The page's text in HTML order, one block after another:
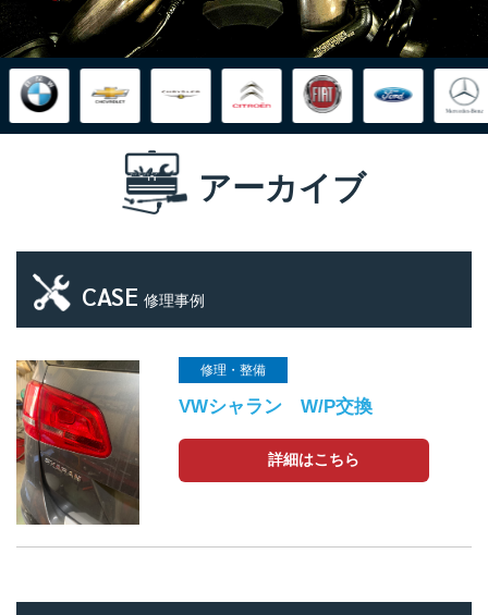
アーカイブ
CASE 修理事例
修理・整備
VWシャラン W/P交換
詳細はこちら